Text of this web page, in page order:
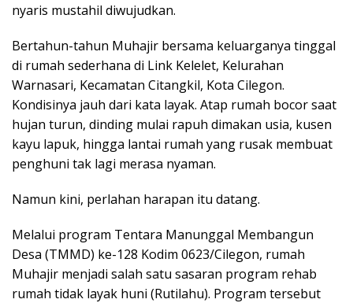
nyaris mustahil diwujudkan.
Bertahun-tahun Muhajir bersama keluarganya tinggal
di rumah sederhana di Link Kelelet, Kelurahan
Warnasari, Kecamatan Citangkil, Kota Cilegon.
Kondisinya jauh dari kata layak. Atap rumah bocor saat
hujan turun, dinding mulai rapuh dimakan usia, kusen
kayu lapuk, hingga lantai rumah yang rusak membuat
penghuni tak lagi merasa nyaman.
Namun kini, perlahan harapan itu datang.
Melalui program Tentara Manunggal Membangun
Desa (TMMD) ke-128 Kodim 0623/Cilegon, rumah
Muhajir menjadi salah satu sasaran program rehab
rumah tidak layak huni (Rutilahu). Program tersebut